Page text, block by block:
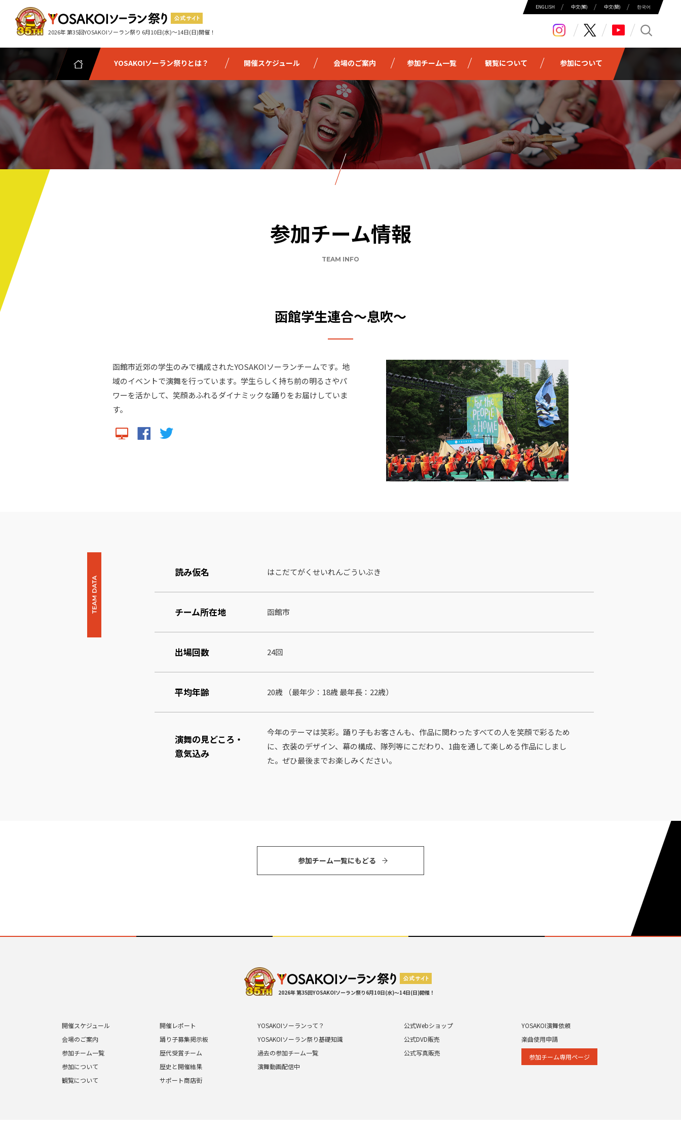
2026年 第35回YOSAKOIソーラン祭り 6月10日(水)～14日(日)開催！
ENGLISH 中⽂(繁) 中⽂(簡) 한국어
YOSAKOIソーラン祭りとは？ 開催スケジュール 会場のご案内 参加チーム一覧 観覧について 参加について
参加チーム情報
TEAM INFO
函館学生連合～息吹～
函館市近郊の学生のみで構成されたYOSAKOIソーランチームです。地
域のイベントで演舞を行っています。学生らしく持ち前の明るさやパ
ワーを活かして、笑顔あふれるダイナミックな踊りをお届けしていま
す。
読み仮名 はこだてがくせいれんごういぶき
チーム所在地 函館市
出場回数 24回
平均年齢 20歳 （最年少：18歳 最年⻑：22歳）
演舞の見どころ・
意気込み
今年のテーマは笑彩。踊り子もお客さんも、作品に関わったすべての人を笑顔で彩るため
に、衣装のデザイン、幕の構成、隊列等にこだわり、1曲を通して楽しめる作品にしまし
た。ぜひ最後までお楽しみください。
参加チーム⼀覧にもどる
2026年 第35回YOSAKOIソーラン祭り 6月10日(水)～14日(日)開催！
開催スケジュール
会場のご案内
参加チーム一覧
参加について
観覧について
開催レポート
踊り子募集掲示板
歴代受賞チーム
歴史と開催結果
サポート商店街
YOSAKOIソーランって？
YOSAKOIソーラン祭り基礎知識
過去の参加チーム一覧
演舞動画配信中
公式Webショップ
公式DVD販売
公式写真販売
YOSAKOI演舞依頼
楽曲使用申請
参加チーム専⽤ページ